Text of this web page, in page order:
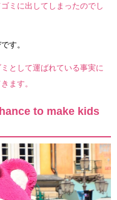
ミに出してしまったのでし
す。
として運ばれている事実に
ます。
to make kids